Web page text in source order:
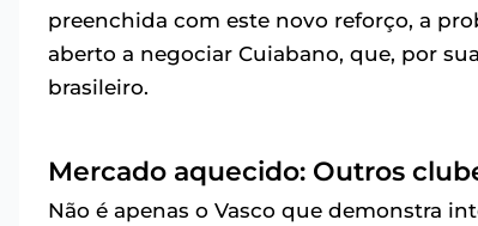
preenchida com este novo reforço, a
aberto a negociar Cuiabano, que, por
brasileiro.
Mercado aquecido: Outros
Não é apenas o Vasco que demonstra